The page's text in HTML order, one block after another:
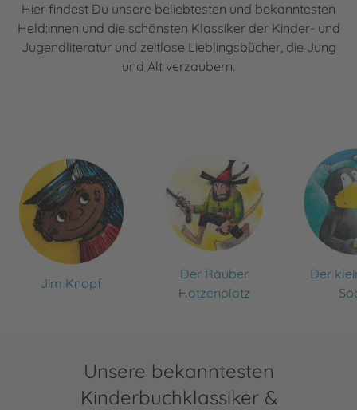
Hier findest Du unsere beliebtesten und bekanntesten
Held:innen und die schönsten Klassiker der Kinder- und
Jugendliteratur und zeitlose Lieblingsbücher, die Jung
und Alt verzaubern.
Jim Knopf
Der Räuber
Hotzenplotz
Der
Unsere bekanntesten
Kinderbuchklassiker &